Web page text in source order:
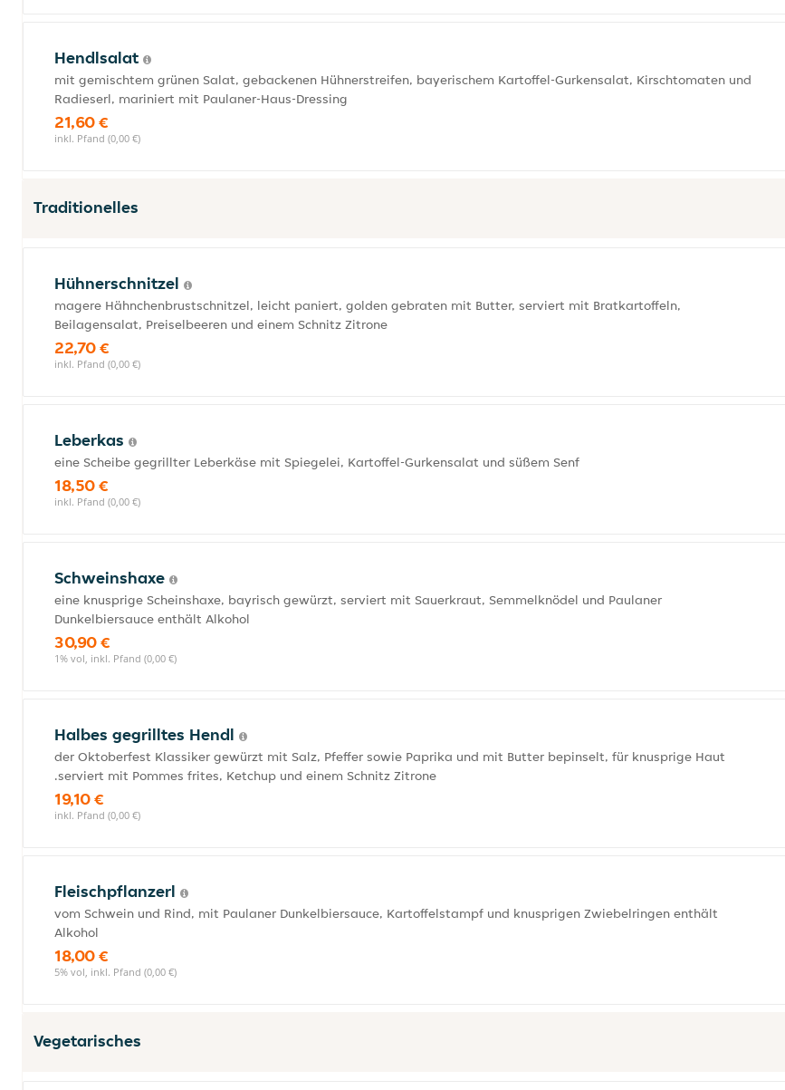
Hendlsalat
mit gemischtem grünen Salat, gebackenen Hühnerstreifen, bayerischem Kartoffel-Gurkensalat, Kirschtomaten und
Radieserl, mariniert mit Paulaner-Haus-Dressing
21,60 €
inkl. Pfand (0,00 €)
Traditionelles
Hühnerschnitzel
magere Hähnchenbrustschnitzel, leicht paniert, golden gebraten mit Butter, serviert mit Bratkartoffeln,
Beilagensalat, Preiselbeeren und einem Schnitz Zitrone
22,70 €
inkl. Pfand (0,00 €)
Leberkas
eine Scheibe gegrillter Leberkäse mit Spiegelei, Kartoffel-Gurkensalat und süßem Senf
18,50 €
inkl. Pfand (0,00 €)
Schweinshaxe
eine knusprige Scheinshaxe, bayrisch gewürzt, serviert mit Sauerkraut, Semmelknödel und Paulaner
Dunkelbiersauce enthält Alkohol
30,90 €
1% vol, inkl. Pfand (0,00 €)
Halbes gegrilltes Hendl
der Oktoberfest Klassiker gewürzt mit Salz, Pfeffer sowie Paprika und mit Butter bepinselt, für knusprige Haut
.serviert mit Pommes frites, Ketchup und einem Schnitz Zitrone
19,10 €
inkl. Pfand (0,00 €)
Fleischpflanzerl
vom Schwein und Rind, mit Paulaner Dunkelbiersauce, Kartoffelstampf und knusprigen Zwiebelringen enthält
Alkohol
18,00 €
5% vol, inkl. Pfand (0,00 €)
Vegetarisches